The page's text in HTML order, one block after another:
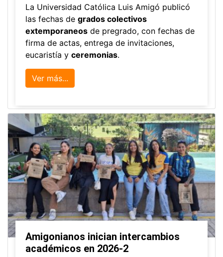
La Universidad Católica Luis Amigó publicó
las fechas de grados colectivos
extemporaneos de pregrado, con fechas de
firma de actas, entrega de invitaciones,
eucaristía y ceremonias.
Ver más...
Amigonianos inician intercambios
académicos en 2026-2